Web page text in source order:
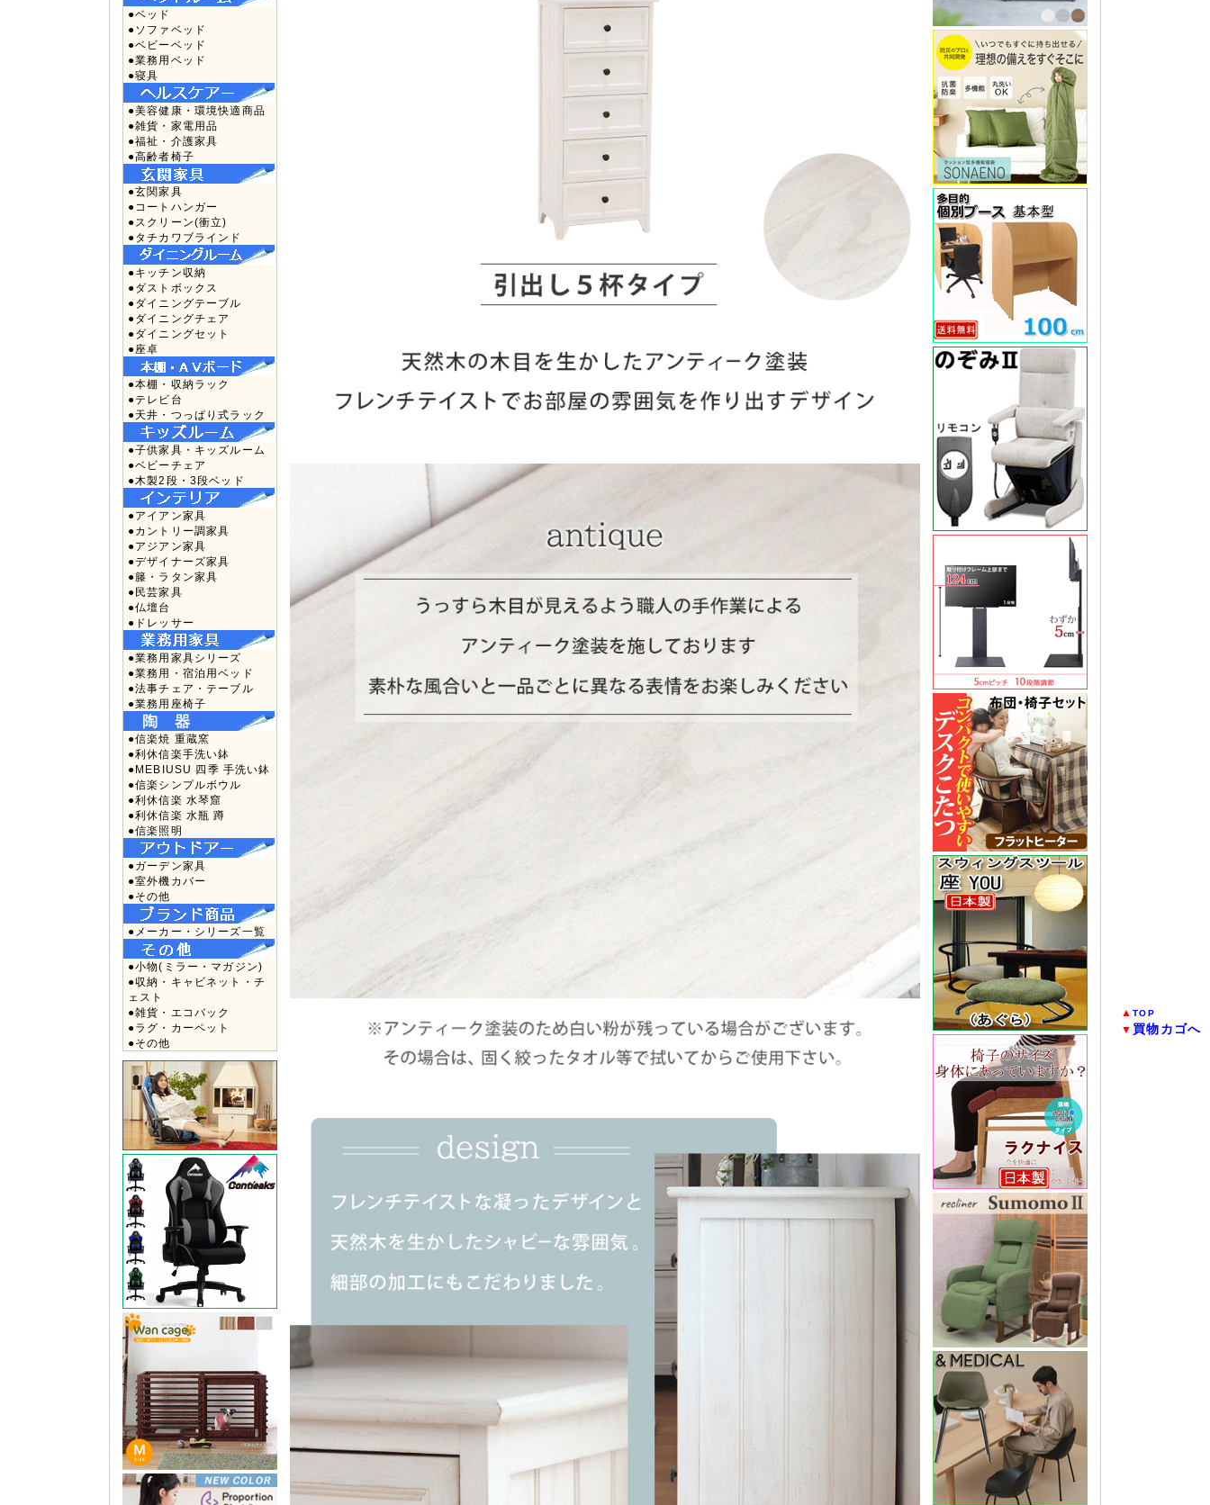
●ベッド
●ソファベッド
●ベビーベッド
●業務用ベッド
●寝具
●美容健康・環境快適商品
●雑貨・家電用品
●福祉・介護家具
●高齢者椅子
●玄関家具
●コートハンガー
●スクリーン(衝立)
●タチカワブラインド
●キッチン収納
●ダストボックス
●ダイニングテーブル
●ダイニングチェア
●ダイニングセット
●座卓
●本棚・収納ラック
●テレビ台
●天井・つっぱり式ラック
●子供家具・キッズルーム
●ベビーチェア
●木製2段・3段ベッド
●アイアン家具
●カントリー調家具
●アジアン家具
●デザイナーズ家具
●籐・ラタン家具
●民芸家具
●仏壇台
●ドレッサー
●業務用家具シリーズ
●業務用・宿泊用ベッド
●法事チェア・テーブル
●業務用座椅子
●信楽焼 重蔵窯
●利休信楽手洗い鉢
●MEBIUSU 四季 手洗い鉢
●信楽シンプルボウル
●利休信楽 水琴窟
●利休信楽 水瓶 蹲
●信楽照明
●ガーデン家具
●室外機カバー
●その他
●メーカー・シリーズ一覧
●小物(ミラー・マガジン)
●収納・キャビネット・チ
ェスト
●雑貨・エコバック
●ラグ・カーペット
●その他
▲TOP
▼ 買物カゴへ